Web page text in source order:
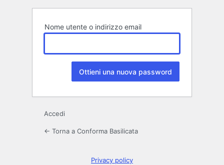
Nome utente o indirizzo email
Accedi
← Torna a Conforma Basilicata
Privacy policy